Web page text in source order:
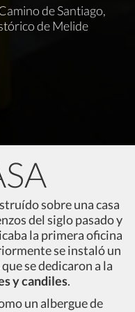
de Santiago,
de Melide
sobre una casa
del siglo pasado y
la primera oficina
se instaló un
se dedicaron a la
y candiles.
un albergue de